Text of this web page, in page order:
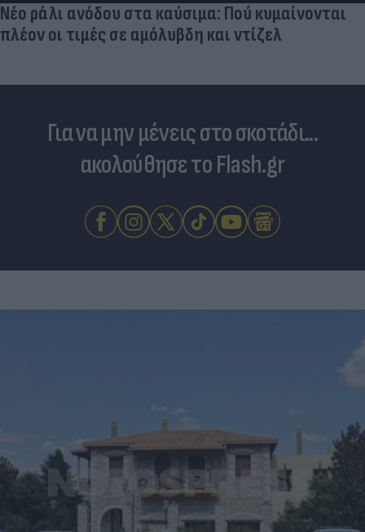
Νέο ράλι ανόδου στα καύσιμα: Πού κυμαίνονται
πλέον οι τιμές σε αμόλυβδη και ντίζελ
Για να μην μένεις στο σκοτάδι...
ακολούθησε το Flash.gr